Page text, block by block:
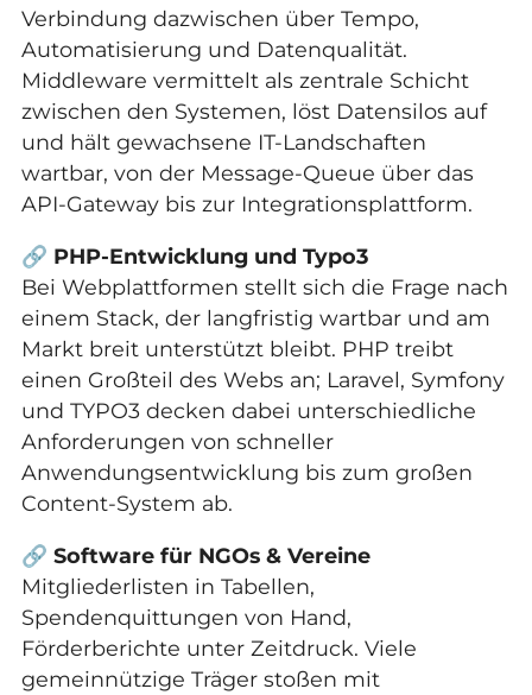
Verbindung dazwischen über Tempo,
Automatisierung und Datenqualität.
Middleware vermittelt als zentrale Schicht
zwischen den Systemen, löst Datensilos auf
und hält gewachsene IT-Landschaften
wartbar, von der Message-Queue über das
API-Gateway bis zur Integrationsplattform.
🔗 PHP-Entwicklung und Typo3
Bei Webplattformen stellt sich die Frage nach
einem Stack, der langfristig wartbar und am
Markt breit unterstützt bleibt. PHP treibt
einen Großteil des Webs an; Laravel, Symfony
und TYPO3 decken dabei unterschiedliche
Anforderungen von schneller
Anwendungsentwicklung bis zum großen
Content-System ab.
🔗 Software für NGOs & Vereine
Mitgliederlisten in Tabellen,
Spendenquittungen von Hand,
Förderberichte unter Zeitdruck. Viele
gemeinnützige Träger stoßen mit